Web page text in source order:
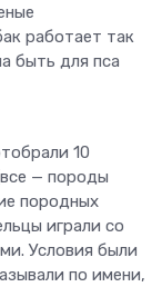
работает так
быть для пса
10
— породы
породных
играли со
Условия были
по имени,